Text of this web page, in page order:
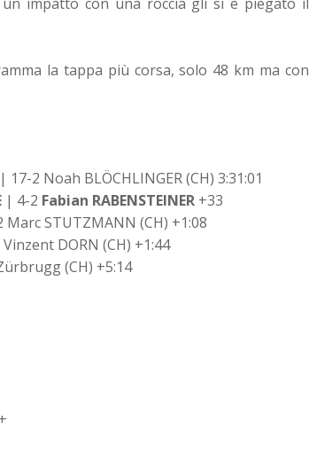
la tappa più corsa, solo 48 km ma con
2 Noah BLÖCHLINGER (CH) 3:31:01
| 4-2 Fabian RABENSTEINER +33
STUTZMANN (CH) +1:08
DORN (CH) +1:44
(CH) +5:14